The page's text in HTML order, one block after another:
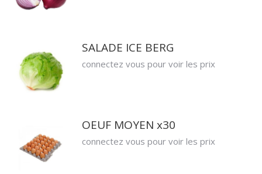
SALADE ICE BERG
connectez vous pour voir les prix
OEUF MOYEN x30
connectez vous pour voir les prix